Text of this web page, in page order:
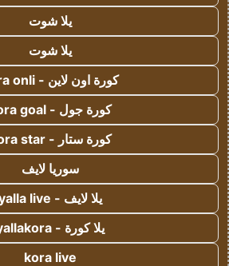
يلا شوت
يلا شوت
كورة اون لاين - kora onli
كورة جول - kora goal
كورة ستار - kora star
سوريا لايف
يلا لايف - yalla live
يلا كورة - yallakora
kora live